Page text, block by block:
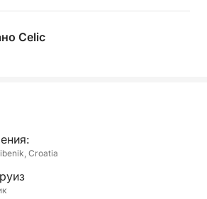
от того, проводите ли вы
с друзьями или
борт красивой традиционной
полной средиземноморского
Просторная и
она предлагает много места,
Celic
Croatia